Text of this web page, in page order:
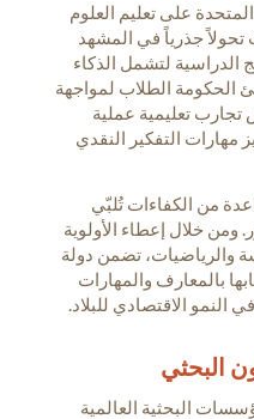
على تعليم العلوم
تحولاً جذرياً في المشهد
الدراسية لتشمل الذكاء
الحكومة الطلاب لمواجهة
تعليمية عملية
مهارات التفكير النقدي
من الكفاءات تُلبّي
خلال إعطاء الأولوية
والرياضيات، تضمن دولة
بالمعارف والمهارات
النمو الاقتصادي للبلاد.
البحثي
البحثية العالمية